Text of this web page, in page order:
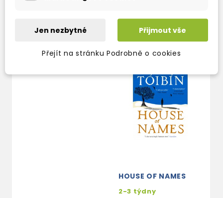
HOUSE OF NAMES
2-3 týdny
Jen nezbytné Přijmout vše
Přejít na stránku Podrobně o cookies